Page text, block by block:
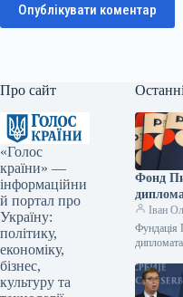
Опублікувати коментар
Про сайт
«Голос
країни» —
інформаційни
й портал про
Україну:
політику,
економіку,
бізнес,
культуру та
Фонд
Іван
Фундація
Фото
Фундація